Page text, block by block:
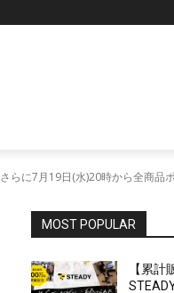
らに7月19日(水)20時から全商品
MOST POPULAR
【累